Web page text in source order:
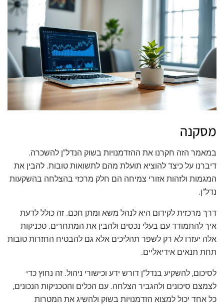
מסקנה
במאמר הזה חקרנו את ההזדמנויות בשוק הנדל"ן להשכרה.
דיברנו על כיצד להוציא תועלת מהם לתשואות טובות. להבין את
המגמות ולזהות אזורי צמיחה הם חלק מרכזי בהצלחה בהשקעות
נדל"ן.
דרך מרכזית לקידום היא לנהל משא ומתן חכם. זה כולל לדעת
איך להתמודד עם בעלי נכסים ולהבין את המתחרים. טכניקות
אלה יעזרו לא רק לשפר תהליכים אלא גם להבטיח החזרות טובות
תחת תנאים אידיאליים.
לסיכום, להשקיע בנדל"ן דורש ידע וכישורי ניהול. זה נחוץ כדי
לצמצם סיכונים ולהגביר הצלחה. עם הכלים והטכניקות הנכונים,
כל אחד יכול למצוא הזדמנויות בשוק ולהשיג את המטרות